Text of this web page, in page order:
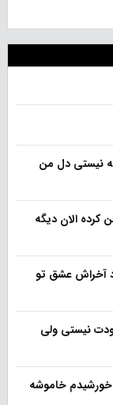
نیستی دل من
کرده الان دیگه
آخراش عشق تو
نیستی ولی
خاموشه